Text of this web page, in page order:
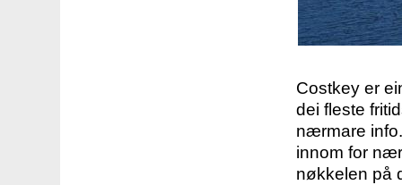
Costkey er
dei fleste
nærmare
innom for
nøkkelen på